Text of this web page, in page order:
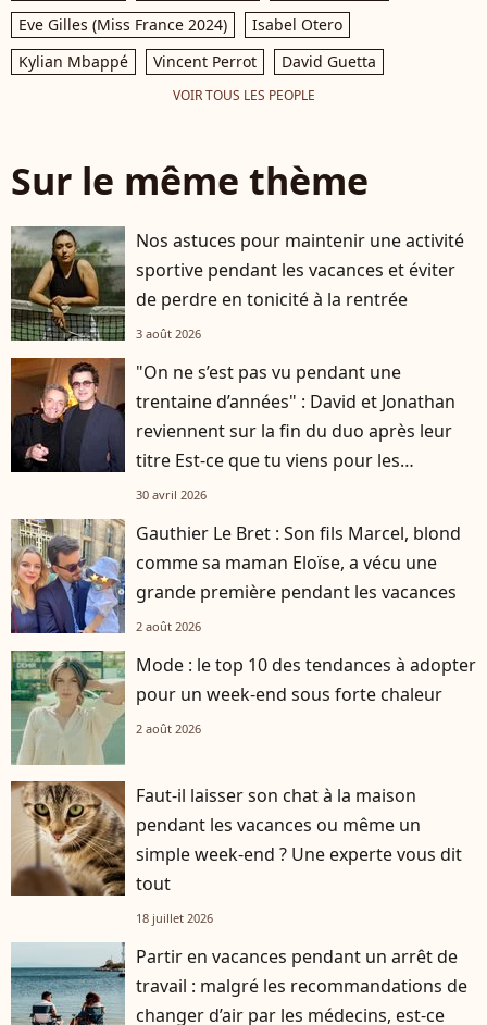
Eve Gilles (Miss France 2024)
Isabel Otero
Kylian Mbappé
Vincent Perrot David Guetta
VOIR TOUS LES PEOPLE
Sur le même thème
Nos astuces pour maintenir une activité
sportive pendant les vacances et éviter
de perdre en tonicité à la rentrée
3 août 2026
"On ne s’est pas vu pendant une
trentaine d’années" : David et Jonathan
reviennent sur la fin du duo après leur
titre Est-ce que tu viens pour les
vacances ?
30 avril 2026
Gauthier Le Bret : Son fils Marcel, blond
comme sa maman Eloïse, a vécu une
grande première pendant les vacances
2 août 2026
Mode : le top 10 des tendances à adopter
pour un week-end sous forte chaleur
2 août 2026
Faut-il laisser son chat à la maison
pendant les vacances ou même un
simple week-end ? Une experte vous dit
tout
18 juillet 2026
Partir en vacances pendant un arrêt de
travail : malgré les recommandations de
changer d’air par les médecins, est-ce